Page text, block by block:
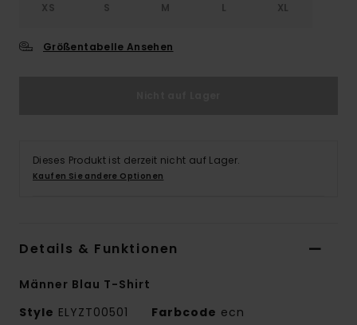
XS S M L XL
Größentabelle Ansehen
Dieses Produkt ist derzeit nicht auf Lager.
Kaufen Sie andere Optionen
Details & Funktionen
Männer Blau T-Shirt
Style ELYZT00501 Farbcode ecn